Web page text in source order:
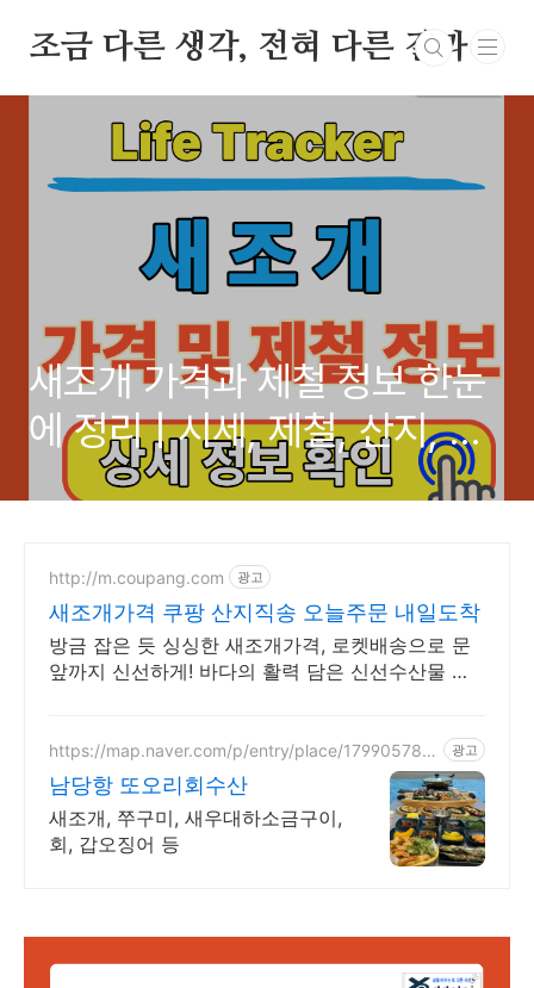
조금 다른 생각, 전혀 다른 결과
새조개 가격과 제철 정보 한눈
에 정리 | 시세, 제철, 산지, 손
질, 보관법
http://m.coupang.com 광고
새조개가격 쿠팡 산지직송 오늘주문 내일도착
방금 잡은 듯 싱싱한 새조개가격, 로켓배송으로 문
앞까지 신선하게! 바다의 활력 담은 신선수산물 건
https://map.naver.com/p/entry/place/179905780
광고
남당항 또오리회수산
새조개, 쭈구미, 새우대하소금구이,
회, 갑오징어 등